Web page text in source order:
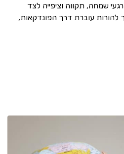
שמחה, תקווה וציפייה לצד
עוברת דרך הפונדקאות,